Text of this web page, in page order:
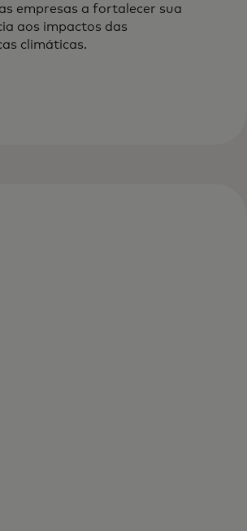
empresas a fortalecer sua
aos impactos das
climáticas.